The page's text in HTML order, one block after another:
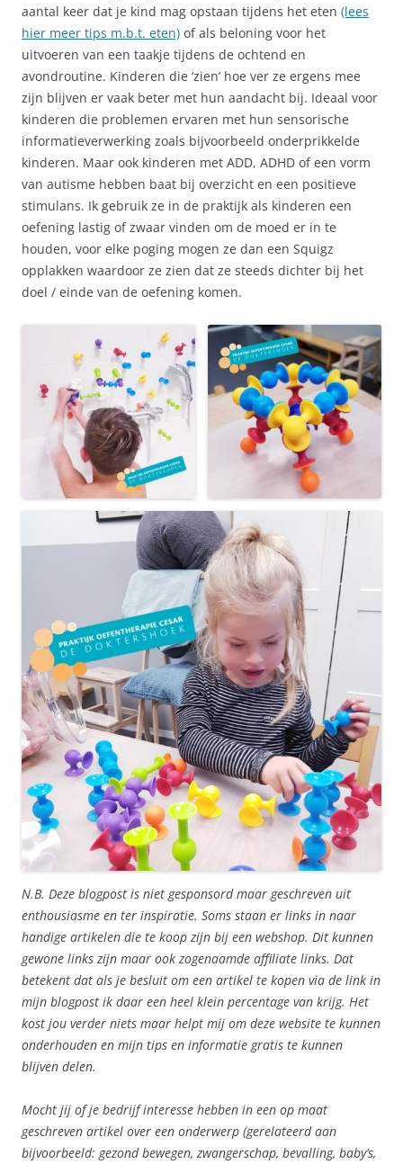
aantal keer dat je kind mag opstaan tijdens het eten (lees
hier meer tips m.b.t. eten) of als beloning voor het
uitvoeren van een taakje tijdens de ochtend en
avondroutine. Kinderen die ‘zien’ hoe ver ze ergens mee
zijn blijven er vaak beter met hun aandacht bij. Ideaal voor
kinderen die problemen ervaren met hun sensorische
informatieverwerking zoals bijvoorbeeld onderprikkelde
kinderen. Maar ook kinderen met ADD, ADHD of een vorm
van autisme hebben baat bij overzicht en een positieve
stimulans. Ik gebruik ze in de praktijk als kinderen een
oefening lastig of zwaar vinden om de moed er in te
houden, voor elke poging mogen ze dan een Squigz
opplakken waardoor ze zien dat ze steeds dichter bij het
doel / einde van de oefening komen.
N.B. Deze blogpost is niet gesponsord maar geschreven uit
enthousiasme en ter inspiratie. Soms staan er links in naar
handige artikelen die te koop zijn bij een webshop. Dit kunnen
gewone links zijn maar ook zogenaamde affiliate links. Dat
betekent dat als je besluit om een artikel te kopen via de link in
mijn blogpost ik daar een heel klein percentage van krijg. Het
kost jou verder niets maar helpt mij om deze website te kunnen
onderhouden en mijn tips en informatie gratis te kunnen
blijven delen.
Mocht jij of je bedrijf interesse hebben in een op maat
geschreven artikel over een onderwerp (gerelateerd aan
bijvoorbeeld: gezond bewegen, zwangerschap, bevalling, baby’s,